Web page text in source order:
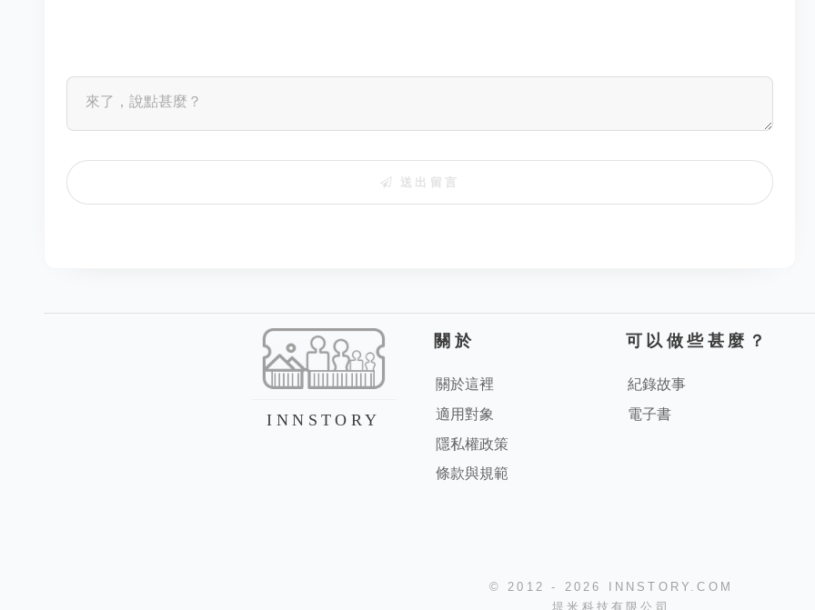
送出留言
INNSTORY
關於
關於這裡
適用對象
隱私權政策
條款與規範
可以做些甚麼？
紀錄故事
電子書
© 2012 - 2026 INNSTORY.COM
堤米科技有限公司